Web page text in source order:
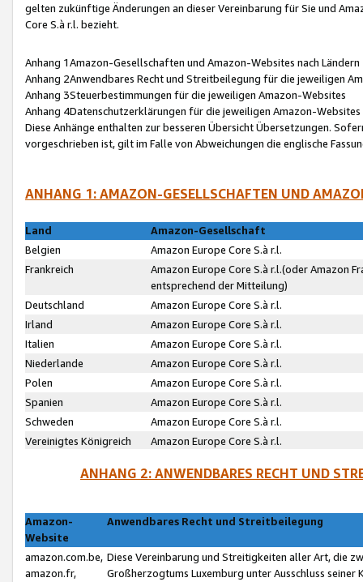
gelten zukünftige Änderungen an dieser Vereinbarung für Sie und
Core S.à r.l. bezieht.
Anhang 1Amazon-Gesellschaften und Amazon-Websites nach Ländern
Anhang 2Anwendbares Recht und Streitbeilegung für die jeweiligen
Anhang 3Steuerbestimmungen für die jeweiligen Amazon-Websites
Anhang 4Datenschutzerklärungen für die jeweiligen Amazon-Websites
Diese Anhänge enthalten zur besseren Übersicht Übersetzungen.
vorgeschrieben ist, gilt im Falle von Abweichungen die englische
ANHANG 1: AMAZON-GESELLSCHAFTEN UND
Land
Amazon-Gesellschaft
Belgien
Amazon Europe Core S.à r.l.
Frankreich
Amazon Europe Core S.à r.l.(oder Amazon
entsprechend der Mitteilung)
Deutschland
Amazon Europe Core S.à r.l.
Irland
Amazon Europe Core S.à r.l.
Italien
Amazon Europe Core S.à r.l.
Niederlande
Amazon Europe Core S.à r.l.
Polen
Amazon Europe Core S.à r.l.
Spanien
Amazon Europe Core S.à r.l.
Schweden
Amazon Europe Core S.à r.l.
Vereinigtes Königreich
Amazon Europe Core S.à r.l.
ANHANG 2: ANWENDBARES RECHT UND
Amazon-
Website
Anwendbares Recht und Streitbeilegung
amazon.com.be,
amazon.fr,
Diese Vereinbarung und Streitigkeiten aller Art, die
Großherzogtums Luxemburg unter Ausschluss